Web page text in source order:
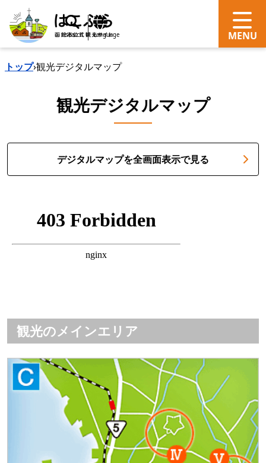
search Language
トップ›観光デジタルマップ
観光デジタルマップ
デジタルマップを全画面表示で見る
観光のメインエリア